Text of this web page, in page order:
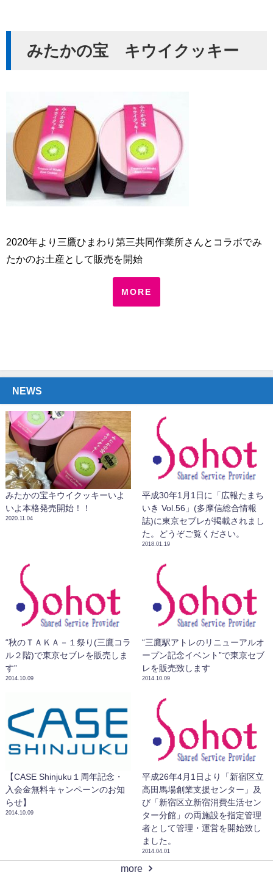
みたかの宝 キウイクッキー
2020年より三鷹ひまわり第三共同作業所さんとコラボでみ
たかのお土産として販売を開始
MORE
NEWS
みたかの宝キウイクッキーいよ
いよ本格発売開始！！
2020.11.04
平成30年1月1日に「広報たまち
いき Vol.56」(多摩信総合情報
誌)に東京セブレが掲載されまし
た。どうぞご覧ください。
2018.01.19
“秋のＴＡＫＡ－１祭り(三鷹コラ
ル２階)で東京セブレを販売しま
す”
2014.10.09
“三鷹駅アトレのリニューアルオ
ープン記念イベント”で東京セブ
レを販売致します
2014.10.09
【CASE Shinjuku１周年記念・
入会金無料キャンペーンのお知
らせ】
2014.10.09
平成26年4月1日より「新宿区立
高田馬場創業支援センター」及
び「新宿区立新宿消費生活セン
ター分館」の両施設を指定管理
者として管理・運営を開始致し
ました。
2014.04.01
more